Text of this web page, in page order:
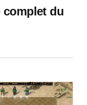
complet du